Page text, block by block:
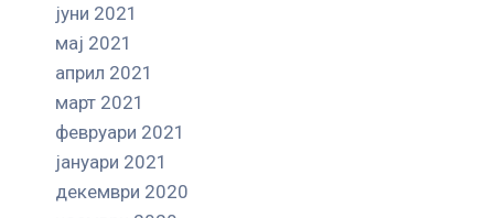
јуни 2021
мај 2021
април 2021
март 2021
февруари 2021
јануари 2021
декември 2020